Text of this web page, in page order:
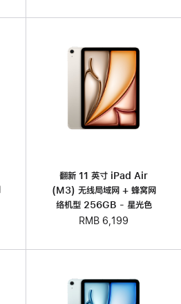
翻新 11 英寸 iPad Air
(M3) 无线局域网 + 蜂窝网
络机型 256GB - 星光色
RMB 6,199